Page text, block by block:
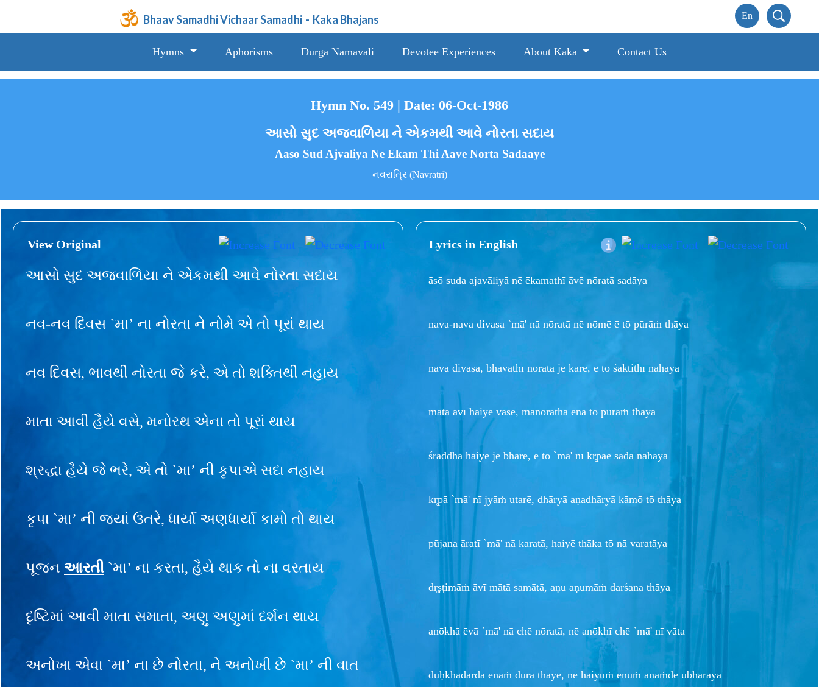
Bhaav Samadhi Vichaar Samadhi - Kaka Bhajans
Hymns Aphorisms Durga Namavali Devotee Experiences About Kaka Contact Us
Hymn No. 549 | Date: 06-Oct-1986
આસો સુદ અજવાળિયા ને એકમથી આવે નોરતા સદાય
Aaso Sud Ajvaliya Ne Ekam Thi Aave Norta Sadaaye
નવરાત્રિ (Navratri)
View Original
આસો સુદ અજવાળિયા ને એકમથી આવે નોરતા સદાય
નવ-નવ દિવસ `મા’ ના નોરતા ને નોમે એ તો પૂરાં થાય
નવ દિવસ, ભાવથી નોરતા જે કરે, એ તો શક્તિથી નહાય
માતા આવી હૈયે વસે, મનોરથ એના તો પૂરાં થાય
શ્રદ્ધા હૈયે જે ભરે, એ તો `મા’ ની કૃપાએ સદા નહાય
કૃપા `મા’ ની જ્યાં ઉતરે, ધાર્યા અણધાર્યા કામો તો થાય
પૂજન આરતી `મા’ ના કરતા, હૈયે થાક તો ના વરતાય
દૃષ્ટિમાં આવી માતા સમાતા, અણુ અણુમાં દર્શન થાય
અનોખા એવા `મા’ ના છે નોરતા, ને અનોખી છે `મા’ ની વાત
Lyrics in English
āsō suda ajavāliyā nē ēkamathī āvē nōratā sadāya
nava-nava divasa `mā' nā nōratā nē nōmē ē tō pūrāṁ thāya
nava divasa, bhāvathī nōratā jē karē, ē tō śaktithī nahāya
mātā āvī haiyē vasē, manōratha ēnā tō pūrāṁ thāya
śraddhā haiyē jē bharē, ē tō `mā' nī kr̥pāē sadā nahāya
kr̥pā `mā' nī jyāṁ utarē, dhāryā aṇadhāryā kāmō tō thāya
pūjana āratī `mā' nā karatā, haiyē thāka tō nā varatāya
dr̥ṣṭimāṁ āvī mātā samātā, aṇu aṇumāṁ darśana thāya
anōkhā ēvā `mā' nā chē nōratā, nē anōkhī chē `mā' nī vāta
duḥkhadarda ēnāṁ dūra thāyē, nē haiyuṁ ēnuṁ ānaṁdē ūbharāya